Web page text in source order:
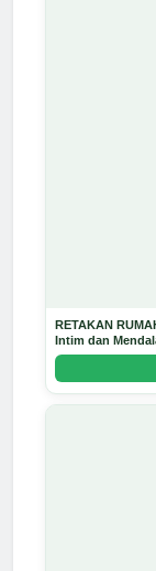
RETAKAN
Intim dan